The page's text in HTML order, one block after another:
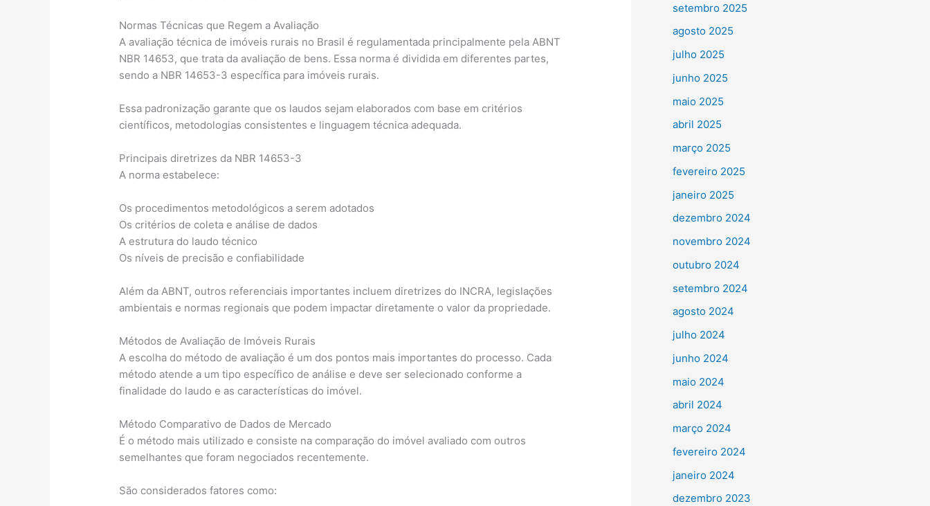
Normas Técnicas que Regem a Avaliação
A avaliação técnica de imóveis rurais no Brasil é regulamentada principalmente pela ABNT
NBR 14653, que trata da avaliação de bens. Essa norma é dividida em diferentes partes,
sendo a NBR 14653-3 específica para imóveis rurais.
Essa padronização garante que os laudos sejam elaborados com base em critérios
científicos, metodologias consistentes e linguagem técnica adequada.
Principais diretrizes da NBR 14653-3
A norma estabelece:
Os procedimentos metodológicos a serem adotados
Os critérios de coleta e análise de dados
A estrutura do laudo técnico
Os níveis de precisão e confiabilidade
Além da ABNT, outros referenciais importantes incluem diretrizes do INCRA, legislações
ambientais e normas regionais que podem impactar diretamente o valor da propriedade.
Métodos de Avaliação de Imóveis Rurais
A escolha do método de avaliação é um dos pontos mais importantes do processo. Cada
método atende a um tipo específico de análise e deve ser selecionado conforme a
finalidade do laudo e as características do imóvel.
Método Comparativo de Dados de Mercado
É o método mais utilizado e consiste na comparação do imóvel avaliado com outros
semelhantes que foram negociados recentemente.
São considerados fatores como:
setembro 2025
agosto 2025
julho 2025
junho 2025
maio 2025
abril 2025
março 2025
fevereiro 2025
janeiro 2025
dezembro 2024
novembro 2024
outubro 2024
setembro 2024
agosto 2024
julho 2024
junho 2024
maio 2024
abril 2024
março 2024
fevereiro 2024
janeiro 2024
dezembro 2023